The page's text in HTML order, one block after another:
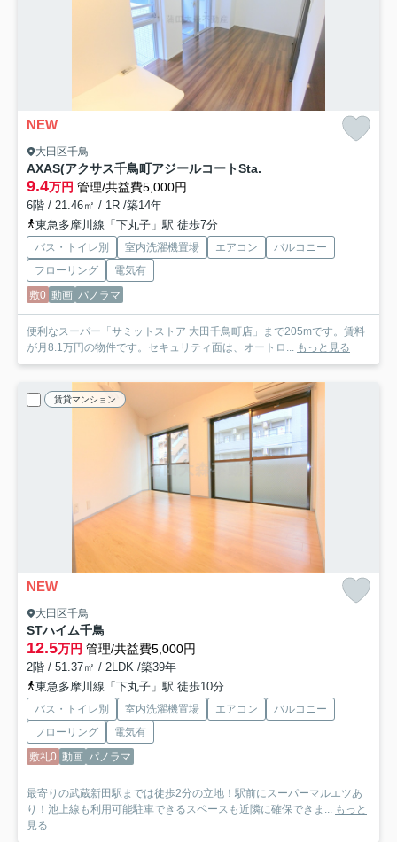
NEW
大田区千鳥
AXAS(アクサス千鳥町アジールコートSta.
9.4万円 管理/共益費5,000円
6階 / 21.46㎡ / 1R /築14年
東急多摩川線「下丸子」駅 徒歩7分
バス・トイレ別 室内洗濯機置場 エアコン
バルコニー
フローリング
電気有
敷0 動画 パノラマ
便利なスーパー「サミットストア 大田千鳥町店」まで205mです。賃料
が月8.1万円の物件です。セキュリティ面は、オートロ... もっと見る
賃貸マンション
NEW
大田区千鳥
STハイム千鳥
12.5万円 管理/共益費5,000円
2階 / 51.37㎡ / 2LDK /築39年
東急多摩川線「下丸子」駅 徒歩10分
バス・トイレ別 室内洗濯機置場 エアコン
バルコニー
フローリング
電気有
敷礼0 動画 パノラマ
最寄りの武蔵新田駅までは徒歩2分の立地！駅前にスーパーマルエツあ
り！池上線も利用可能駐車できるスペースも近隣に確保できま... もっと
見る